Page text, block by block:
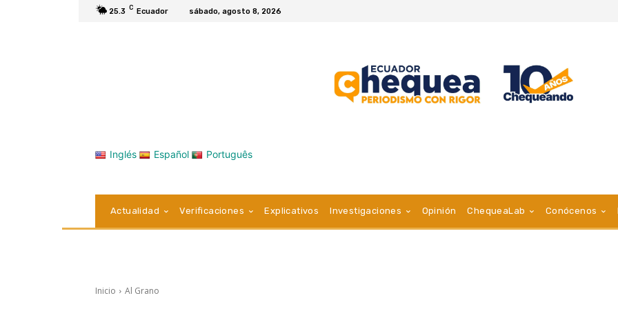
25.3 C Ecuador sábado, agosto 8, 2026
Inglés Español Português
Actualidad Verificaciones Explicativos Investigaciones Opinión ChequeaLab Conócenos
Inicio Al Grano